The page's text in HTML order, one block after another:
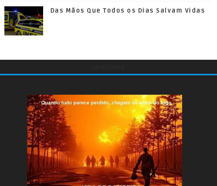
Das Mãos Que Todos os Dias Salvam Vidas